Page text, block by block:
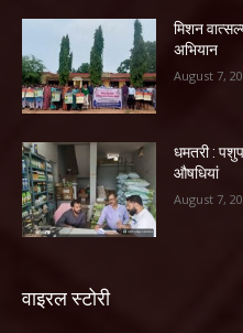
मिशन
अभियान
August 7,
धमतरी :
औषधियां
August 7,
वाइरल स्टोरी